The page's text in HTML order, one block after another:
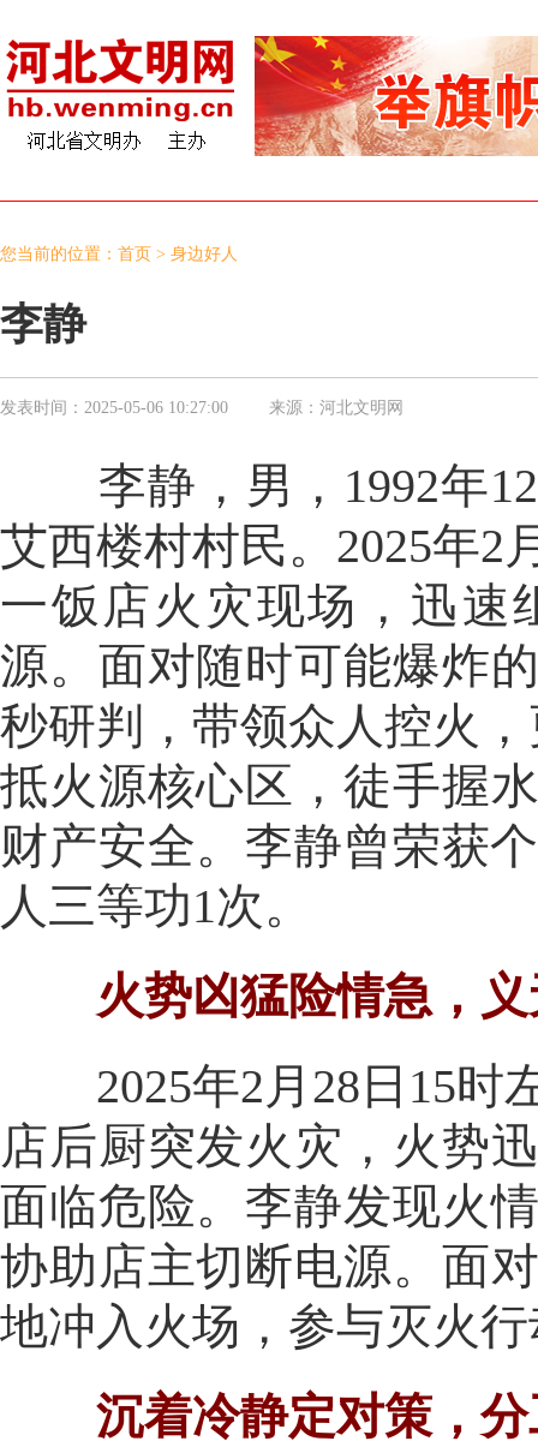
您当前的位置： 首页 > 身边好人
李静
发表时间： 2025-05-06 10:27:00 来源： 河北文明网
李静，男，1992年12
艾西楼村村民。2025年2
一饭店火灾现场，迅速
源。面对随时可能爆炸
秒研判，带领众人控火
抵火源核心区，徒手握
财产安全。李静曾荣获
人三等功1次。
火势凶猛险情急，
2025年2月28日15时
店后厨突发火灾，火势
面临危险。李静发现火
协助店主切断电源。面
地冲入火场，参与灭火
沉着冷静定对策，